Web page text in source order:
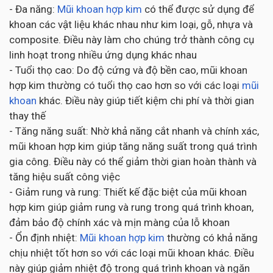
- Đa năng: Mũi khoan hợp kim có thể được sử dụng để
khoan các vật liệu khác nhau như kim loại, gỗ, nhựa và
composite. Điều này làm cho chúng trở thành công cụ
linh hoạt trong nhiều ứng dụng khác nhau
- Tuổi thọ cao: Do độ cứng và độ bền cao, mũi khoan
hợp kim thường có tuổi thọ cao hơn so với các loại mũi
khoan khác. Điều này giúp tiết kiệm chi phí và thời gian
thay thế
- Tăng năng suất: Nhờ khả năng cắt nhanh và chính xác,
mũi khoan hợp kim giúp tăng năng suất trong quá trình
gia công. Điều này có thể giảm thời gian hoàn thành và
tăng hiệu suất công việc
- Giảm rung và rung: Thiết kế đặc biệt của mũi khoan
hợp kim giúp giảm rung và rung trong quá trình khoan,
đảm bảo độ chính xác và mịn màng của lỗ khoan
- Ổn định nhiệt: Mũi khoan hợp kim thường có khả năng
chịu nhiệt tốt hơn so với các loại mũi khoan khác. Điều
này giúp giảm nhiệt độ trong quá trình khoan và ngăn